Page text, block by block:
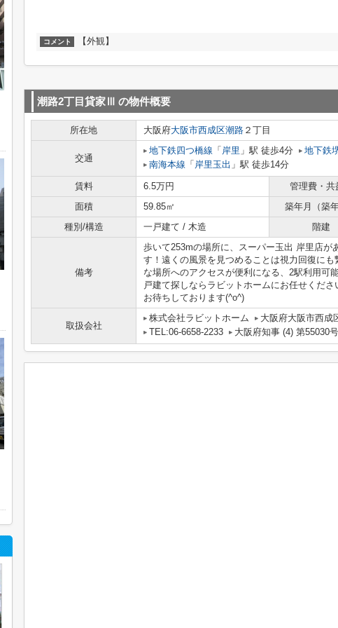
コメント 【外観】
潮路2丁目貸家Ⅲ の物件概要
所在地 大阪府大阪市西成区潮路 ２丁目
交通
地下鉄四つ橋線 「 岸里 」駅 徒歩4分 地下鉄
南海本線 「 岸里玉出 」駅 徒歩14分
賃料 6.5万円 管理費・共
面積
59.85㎡ 築年月（築年
種別/構造
一戸建て / 木造 階建
備考
歩いて253mの場所に、スーパー玉出 岸里店が
す！遠くの風景を見つめることは視力回復に
な場所へのアクセスが便利になる、2駅利用可
戸建て探しならラビットホームにお任せくだ
お待ちしております(^o^)
取扱会社
株式会社ラビットホーム
大阪府大阪市西成
TEL:06-6658-2233
大阪府知事 (4) 第55030号